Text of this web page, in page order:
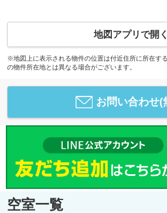
地図アプリで開く
※地図上に表示される物件の位置は付近住所に所在す
の物件所在地とは異なる場合がございます。
お問い合わせ(
空室一覧